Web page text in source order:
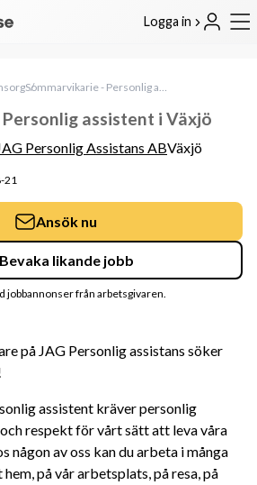
Logga in
Sommarvikarie - Personlig assistent i Växjö
på JAG Personlig assistans söker
assistent kräver personlig
respekt för vårt sätt att leva våra
någon av oss kan du arbeta i många
på vår arbetsplats, på resa, på
assistent i Växjö
Personlig Assistans ABVäxjö
21
Ansök nu
Bevaka likande jobb
jobbannonser från arbetsgivaren.